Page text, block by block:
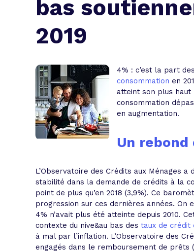
Profitez de notre expertise au
bas
2019
4% : c’est la part
consommation en
atteint son plus haut
consommation
en augmentation.
Un rebond
L’Observatoire des Crédits aux Ménages
stabilité dans la demande de crédits à la
point de plus qu’en 2018 (3,9%). Ce
progression sur ces dernières années. On
4% n’avait plus été atteinte depuis 2010.
contexte du nive&au bas des taux de crédit
à mal par l’inflation. L’Observatoire des
engagés dans le remboursement de prêts